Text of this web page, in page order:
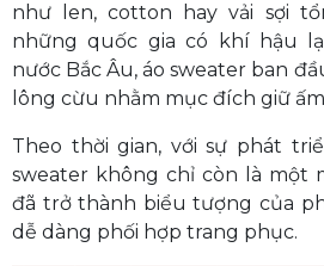
như len, cotton hay vải sợi
những quốc gia có khí hậu
nước Bắc Âu, áo sweater ban
lông cừu nhằm mục đích giữ
Theo thời gian, với sự phát
sweater không chỉ còn là một
đã trở thành biểu tượng của
dễ dàng phối hợp trang phục.